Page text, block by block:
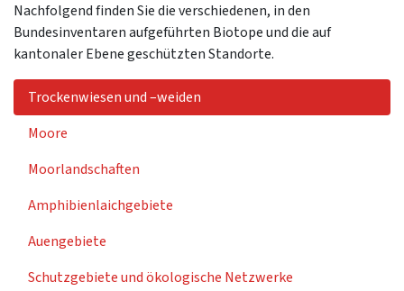
Nachfolgend finden Sie die verschiedenen, in den
Bundesinventaren aufgeführten Biotope und die auf
kantonaler Ebene geschützten Standorte.
Trockenwiesen und –weiden
Moore
Moorlandschaften
Amphibienlaichgebiete
Auengebiete
Schutzgebiete und ökologische Netzwerke